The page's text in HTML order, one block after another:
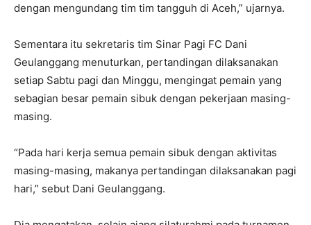
dengan mengundang tim tim tangguh di Aceh,” ujarnya.
Sementara itu sekretaris tim Sinar Pagi FC Dani
Geulanggang menuturkan, pertandingan dilaksanakan
setiap Sabtu pagi dan Minggu, mengingat pemain yang
sebagian besar pemain sibuk dengan pekerjaan masing-
masing.
“Pada hari kerja semua pemain sibuk dengan aktivitas
masing-masing, makanya pertandingan dilaksanakan pagi
hari,” sebut Dani Geulanggang.